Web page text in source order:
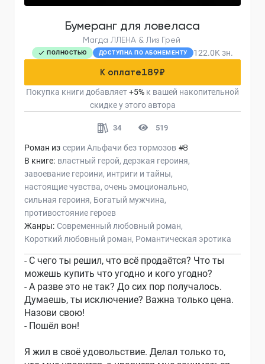
Бумеранг для ловеласа
Магда ЛЛЕНА & Лиз Грей
ПОЛНОСТЬЮ ДОСТУПНА ПО АБОНЕМЕНТУ 122.0K зн.
К оплате189₽
Покупка книги добавляет+5% к вашей накопительной
скидке у этого автора
34 519
Роман из серии Альфачи без тормозов #8
В книге: властный герой дерзкая героиня
завоевание героини интриги и тайны
настоящие чувства очень эмоционально
сильная героиня Богатый мужчина
противостояние героев
Жанры: Современный любовный роман
Короткий любовный роман Романтическая эротика
- С чего ты решил, что всё продаётся? Что ты
можешь купить что угодно и кого угодно?
- А разве это не так? До сих пор получалось.
Думаешь, ты исключение? Важна только цена.
Назови свою!
- Пошёл вон!
Я жил в своё удовольствие. Делал только то,